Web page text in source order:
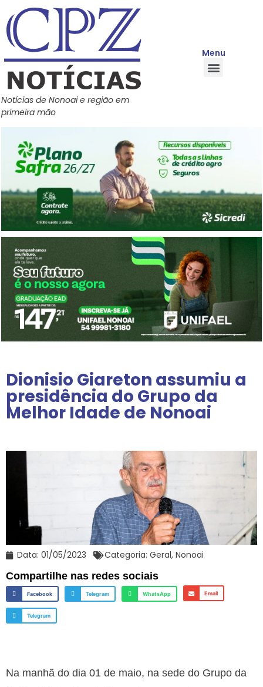
Notícias de Nonoai e região em
primeira mão
Menu
Dionisio Giareton assumiu a
presidência do Grupo da
Melhor Idade de Nonoai
Data: 01/05/2023 Categoria: Geral, Nonoai
Compartilhe nas redes sociais
Facebook Telegram WhatsApp Email
Telegram
Na manhã do dia 01 de maio, na sede do Grupo da